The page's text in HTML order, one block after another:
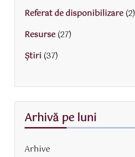
Referat de disponibilizare(2)
Resurse(27)
Știri (37)
Arhivă pe luni
Arhive